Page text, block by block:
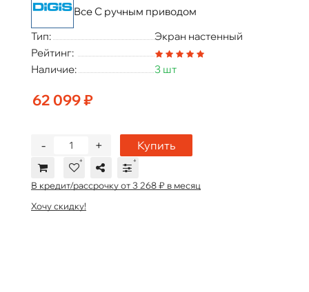
Все С ручным приводом
Тип:
Экран настенный
Рейтинг:
Наличие:
3 шт
62 099 ₽
+
- Купить
В кредит/рассрочку от 3 268 ₽ в месяц
Хочу скидку!